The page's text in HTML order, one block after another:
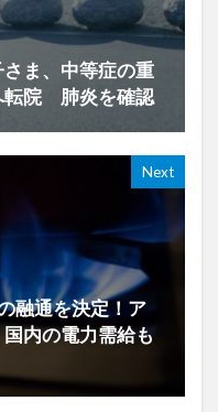
ま、中等症の重
転院 肺炎を確認
Next
融通を決定！ア
内の電力需給も